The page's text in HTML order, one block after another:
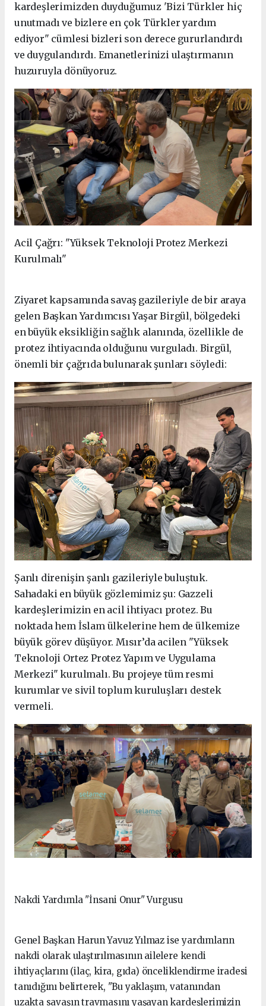
kardeşlerimizden duyduğumuz 'Bizi Türkler hiç
unutmadı ve bizlere en çok Türkler yardım
ediyor" cümlesi bizleri son derece gururlandırdı
ve duygulandırdı. Emanetlerinizi ulaştırmanın
huzuruyla dönüyoruz.
Acil Çağrı: "Yüksek Teknoloji Protez Merkezi
Kurulmalı"
Ziyaret kapsamında savaş gazileriyle de bir araya
gelen Başkan Yardımcısı Yaşar Birgül, bölgedeki
en büyük eksikliğin sağlık alanında, özellikle de
protez ihtiyacında olduğunu vurguladı. Birgül,
önemli bir çağrıda bulunarak şunları söyledi:
Şanlı direnişin şanlı gazileriyle buluştuk.
Sahadaki en büyük gözlemimiz şu: Gazzeli
kardeşlerimizin en acil ihtiyacı protez. Bu
noktada hem İslam ülkelerine hem de ülkemize
büyük görev düşüyor. Mısır’da acilen "Yüksek
Teknoloji Ortez Protez Yapım ve Uygulama
Merkezi" kurulmalı. Bu projeye tüm resmi
kurumlar ve sivil toplum kuruluşları destek
vermeli.
Nakdi Yardımla "İnsani Onur" Vurgusu
Genel Başkan Harun Yavuz Yılmaz ise yardımların
nakdi olarak ulaştırılmasının ailelere kendi
ihtiyaçlarını (ilaç, kira, gıda) önceliklendirme iradesi
tanıdığını belirterek, "Bu yaklaşım, vatanından
uzakta savaşın travmasını yaşayan kardeşlerimizin